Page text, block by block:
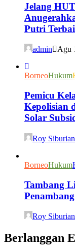
Jelang
Putri
admin Agu
BorneoHukum
Pemicu
Kepolisian
Solar
Roy Siburian
BorneoHukum
Tambang
Roy Siburian
Berlanggan